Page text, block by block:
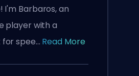
I'm Barbaros, an
player with a
spee... Read More